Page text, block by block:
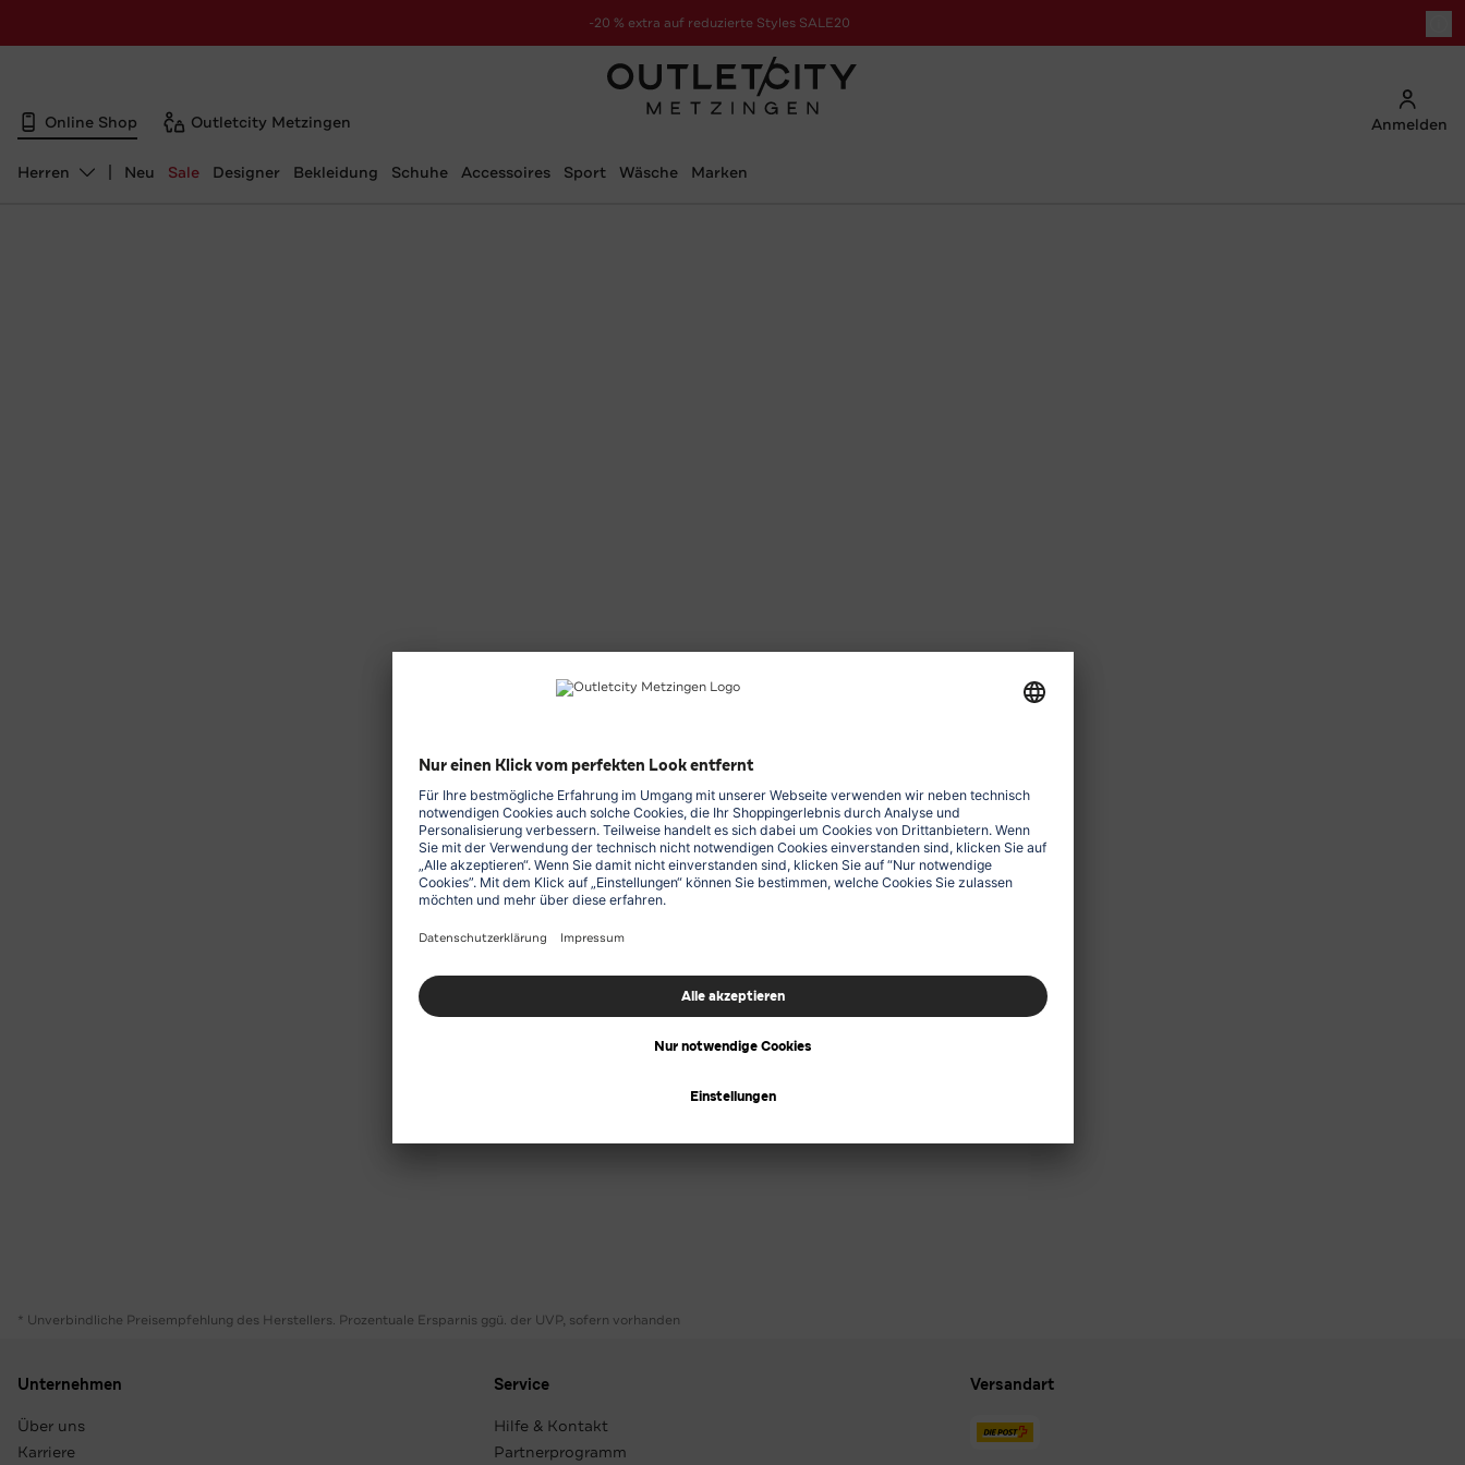
-20 % extra auf reduzierte Styles SALE20
zur Aktion
Online Shop Outletcity Metzingen Anmelden
Abteilung ändern, ausgewählt:
Herren Neu Sale Designer Bekleidung Schuhe Accessoires Sport Wäsche Marken
* Unverbindliche Preisempfehlung des Herstellers. Prozentuale Ersparnis ggü. der UVP, sofern vorhanden
Unternehmen
Über uns
Karriere
Service
Hilfe & Kontakt
Partnerprogramm
Versandart